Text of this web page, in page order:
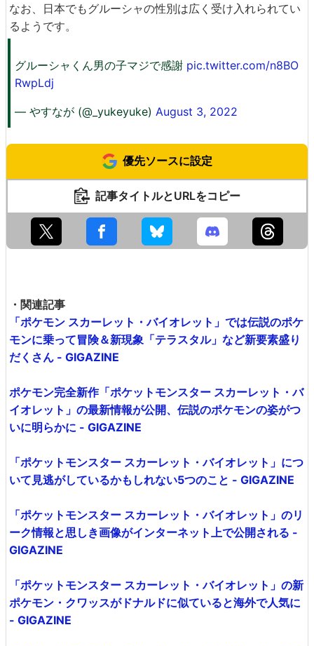
なお、日本でもグルーシャの性別は広く受け入れられてい
るようです。
グルーシャくん男の子マジで感謝 pic.twitter.com/n8BO
RwpLdj
— やすなが (@_yukeyuke) August 3, 2022
優先ソースに設定
記事タイトルとURLをコピー
・関連記事
「ポケモン スカーレット・バイオレット」では伝説のポケ
モンに乗って冒険＆新現象「テラスタル」など新要素盛り
だくさん - GIGAZINE
ポケモン完全新作「ポケットモンスター スカーレット・バ
イオレット」の最新情報が公開、伝説のポケモンの姿がつ
いに明らかに - GIGAZINE
「ポケットモンスター スカーレット・バイオレット」につ
いて見逃がしているかもしれない5つのこと - GIGAZINE
「ポケットモンスター スカーレット・バイオレット」のリ
ーク情報と思しき画像がインターネット上で公開される -
GIGAZINE
「ポケットモンスター スカーレット・バイオレット」の新
ポケモン・クワッスがドナルドに似ていると海外で人気に
- GIGAZINE